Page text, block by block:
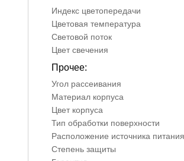
Индекс цветопередачи
Цветовая температура
Световой поток
Цвет свечения
Прочее:
Угол рассеивания
Материал корпуса
Цвет корпуса
Тип обработки поверхности
Расположение источника питания
Степень защиты